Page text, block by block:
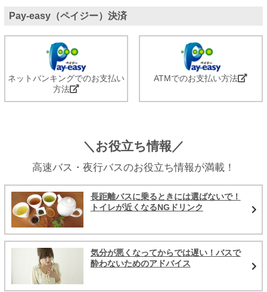
Pay-easy（ペイジー）決済
ネットバンキングでのお支払い
方法
ATMでのお支払い方法
＼お役立ち情報／
高速バス・夜行バスのお役立ち情報が満載！
長距離バスに乗るときには選ばないで！
トイレが近くなるNGドリンク
気分が悪くなってからでは遅い！バスで
酔わないためのアドバイス